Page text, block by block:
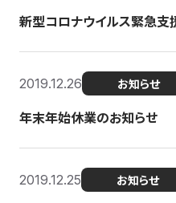
新型コロナウイルス緊急支
2019.12.26 お知らせ
年末年始休業のお知らせ
2019.12.25 お知らせ